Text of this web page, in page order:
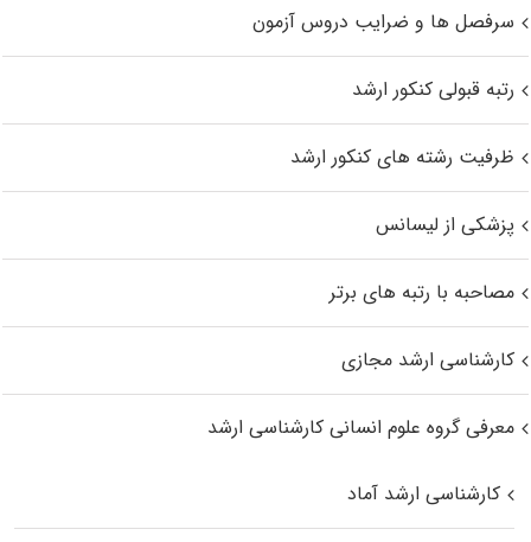
سرفصل ها و ضرایب دروس آزمون
رتبه قبولی کنکور ارشد
ظرفیت رشته های کنکور ارشد
پزشکی از لیسانس
مصاحبه با رتبه های برتر
کارشناسی ارشد مجازی
معرفی گروه علوم انسانی کارشناسی ارشد
کارشناسی ارشد آماد